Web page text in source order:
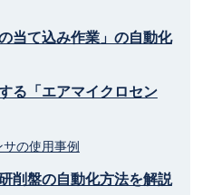
当て込み作業」の自動化
る「エアマイクロセン
の使用事例
削盤の自動化方法を解説